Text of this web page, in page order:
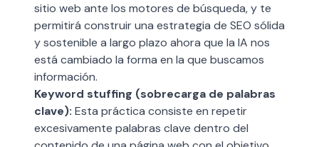
sitio web ante los motores de búsqueda, y te
permitirá construir una estrategia de SEO sólida
y sostenible a largo plazo ahora que la IA nos
está cambiado la forma en la que buscamos
información.
Keyword stuffing (sobrecarga de palabras
clave): Esta práctica consiste en repetir
excesivamente palabras clave dentro del